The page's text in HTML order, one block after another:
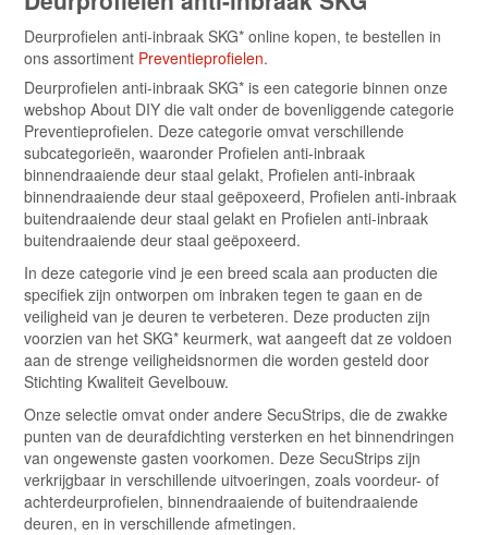
Deurprofielen anti-inbraak SKG* online kopen, te bestellen in
ons assortiment Preventieprofielen.
Deurprofielen anti-inbraak SKG* is een categorie binnen onze
webshop About DIY die valt onder de bovenliggende categorie
Preventieprofielen. Deze categorie omvat verschillende
subcategorieën, waaronder Profielen anti-inbraak
binnendraaiende deur staal gelakt, Profielen anti-inbraak
binnendraaiende deur staal geëpoxeerd, Profielen anti-inbraak
buitendraaiende deur staal gelakt en Profielen anti-inbraak
buitendraaiende deur staal geëpoxeerd.
In deze categorie vind je een breed scala aan producten die
specifiek zijn ontworpen om inbraken tegen te gaan en de
veiligheid van je deuren te verbeteren. Deze producten zijn
voorzien van het SKG* keurmerk, wat aangeeft dat ze voldoen
aan de strenge veiligheidsnormen die worden gesteld door
Stichting Kwaliteit Gevelbouw.
Onze selectie omvat onder andere SecuStrips, die de zwakke
punten van de deurafdichting versterken en het binnendringen
van ongewenste gasten voorkomen. Deze SecuStrips zijn
verkrijgbaar in verschillende uitvoeringen, zoals voordeur- of
achterdeurprofielen, binnendraaiende of buitendraaiende
deuren, en in verschillende afmetingen.